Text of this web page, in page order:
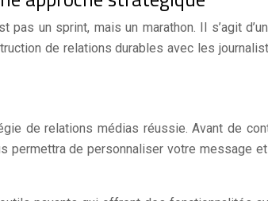
pas un sprint, mais un marathon. Il s’agit
de relations durables avec les
de relations médias réussie. Avant de
permettra de personnaliser votre